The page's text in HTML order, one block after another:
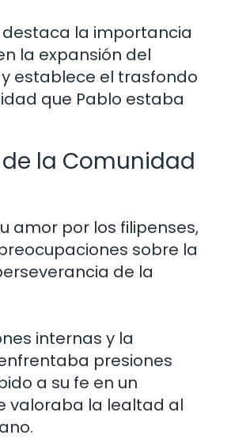
destaca la importancia
la expansión del
establece el trasfondo
que Pablo estaba
la Comunidad
amor por los filipenses,
sobre la
de la
internas y la
presiones
a su fe en un
valoraba la lealtad al